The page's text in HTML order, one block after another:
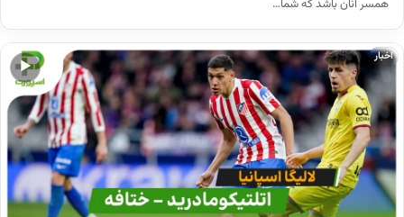
همسر آنان باشد که شما…
▶
اخبار